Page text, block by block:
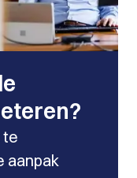
te
aanpak